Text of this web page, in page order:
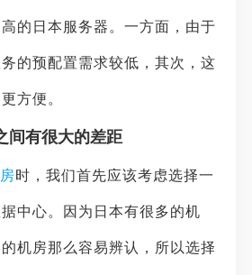
的日本服务器。一方面，由于
的预配置需求较低，其次，这
方便。
间有很大的差距
时，我们首先应该考虑选择一
中心。因为日本有很多的机
机房那么容易辨认，所以选择